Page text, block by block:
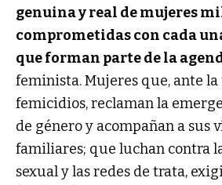
genuina y real de mujeres
comprometidas con cada
que forman parte de la
feminista. Mujeres que, ante
femicidios, reclaman la
de género y acompañan a sus
familiares; que luchan contra
sexual y las redes de trata,